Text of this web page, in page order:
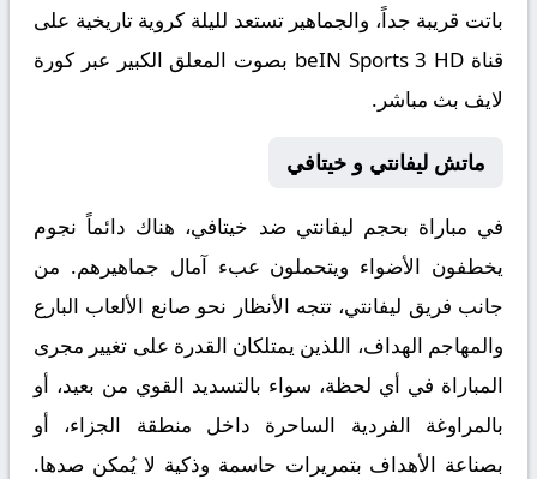
باتت قريبة جداً، والجماهير تستعد لليلة كروية تاريخية على
قناة beIN Sports 3 HD بصوت المعلق الكبير عبر
كورة
لايف بث مباشر .
ماتش ليفانتي و خيتافي
في مباراة بحجم ليفانتي ضد خيتافي، هناك دائماً نجوم
يخطفون الأضواء ويتحملون عبء آمال جماهيرهم. من
جانب فريق ليفانتي، تتجه الأنظار نحو صانع الألعاب البارع
والمهاجم الهداف، اللذين يمتلكان القدرة على تغيير مجرى
المباراة في أي لحظة، سواء بالتسديد القوي من بعيد، أو
بالمراوغة الفردية الساحرة داخل منطقة الجزاء، أو
بصناعة الأهداف بتمريرات حاسمة وذكية لا يُمكن صدها.